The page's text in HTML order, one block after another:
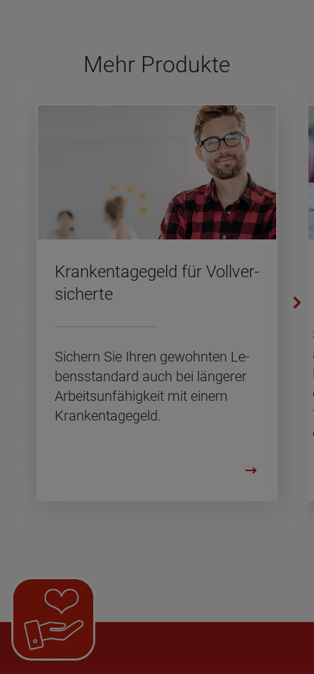
Mehr Pro­dukte
Kran­ken­ta­ge­geld für Voll­ver­
si­cher­te
Si­chern Sie Ihren ge­wohn­ten Le­
bens­stan­dard auch bei län­ge­rer
Ar­beits­un­fä­hig­keit mit einem
Kran­ken­ta­ge­geld.